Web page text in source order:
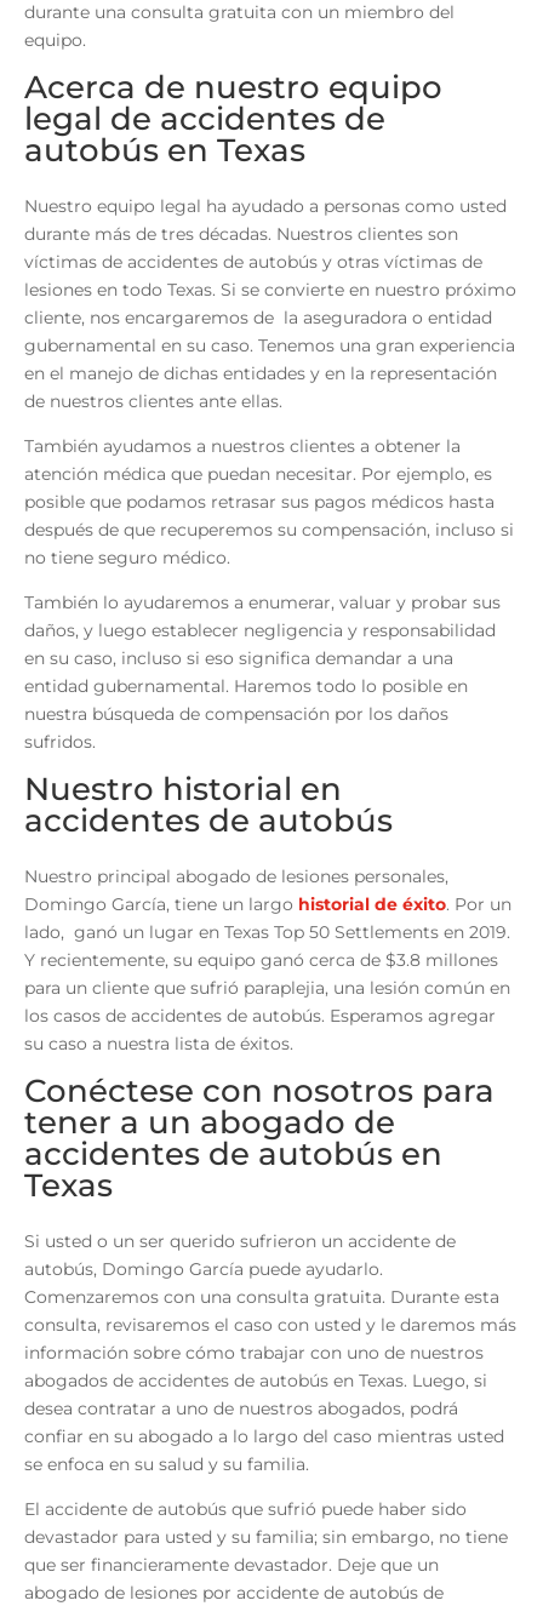
durante una consulta gratuita con un miembro del
equipo.
Acerca de nuestro equipo
legal de accidentes de
autobús en Texas
Nuestro equipo legal ha ayudado a personas como usted
durante más de tres décadas. Nuestros clientes son
víctimas de accidentes de autobús y otras víctimas de
lesiones en todo Texas. Si se convierte en nuestro próximo
cliente, nos encargaremos de la aseguradora o entidad
gubernamental en su caso. Tenemos una gran experiencia
en el manejo de dichas entidades y en la representación
de nuestros clientes ante ellas.
También ayudamos a nuestros clientes a obtener la
atención médica que puedan necesitar. Por ejemplo, es
posible que podamos retrasar sus pagos médicos hasta
después de que recuperemos su compensación, incluso si
no tiene seguro médico.
También lo ayudaremos a enumerar, valuar y probar sus
daños, y luego establecer negligencia y responsabilidad
en su caso, incluso si eso significa demandar a una
entidad gubernamental. Haremos todo lo posible en
nuestra búsqueda de compensación por los daños
sufridos.
Nuestro historial en
accidentes de autobús
Nuestro principal abogado de lesiones personales,
Domingo García, tiene un largo historial de éxito. Por un
lado, ganó un lugar en Texas Top 50 Settlements en 2019.
Y recientemente, su equipo ganó cerca de $3.8 millones
para un cliente que sufrió paraplejia, una lesión común en
los casos de accidentes de autobús. Esperamos agregar
su caso a nuestra lista de éxitos.
Conéctese con nosotros para
tener a un abogado de
accidentes de autobús en
Texas
Si usted o un ser querido sufrieron un accidente de
autobús, Domingo García puede ayudarlo.
Comenzaremos con una consulta gratuita. Durante esta
consulta, revisaremos el caso con usted y le daremos más
información sobre cómo trabajar con uno de nuestros
abogados de accidentes de autobús en Texas. Luego, si
desea contratar a uno de nuestros abogados, podrá
confiar en su abogado a lo largo del caso mientras usted
se enfoca en su salud y su familia.
El accidente de autobús que sufrió puede haber sido
devastador para usted y su familia; sin embargo, no tiene
que ser financieramente devastador. Deje que un
abogado de lesiones por accidente de autobús de